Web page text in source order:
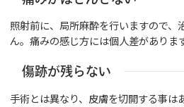
照射前に、局所麻酔を行いますので、
ん。痛みの感じ方には個人差がありま
傷跡が残らない
手術とは異なり、皮膚を切開する事は